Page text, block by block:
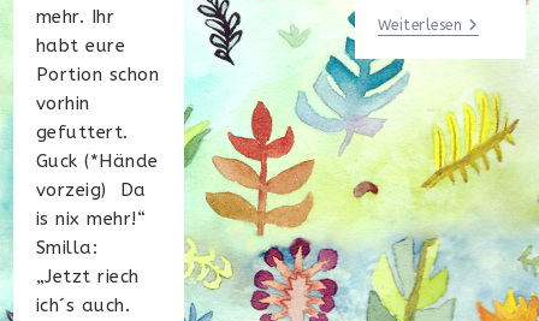
mehr. Ihr
habt eure
Portion schon
vorhin
gefuttert.
Guck (*Hände
vorzeig) Da
is nix mehr!“
Smilla:
„Jetzt riech
ich´s auch.
Weiterlesen Der
–
2